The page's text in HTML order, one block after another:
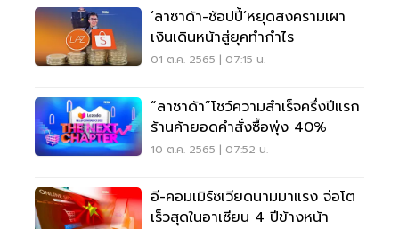
‘ลาซาด้า-ช้อปปี้’หยุดสงครามเผา
เงินเดินหน้าสู่ยุคทำกำไร
01 ต.ค. 2565 | 07:15 น.
“ลาซาด้า”โชว์ความสำเร็จครึ่งปีแรก
ร้านค้ายอดคำสั่งซื้อพุ่ง 40%
10 ต.ค. 2565 | 07:52 น.
อี-คอมเมิร์ซเวียดนามมาแรง จ่อโต
เร็วสุดในอาเซียน 4 ปีข้างหน้า